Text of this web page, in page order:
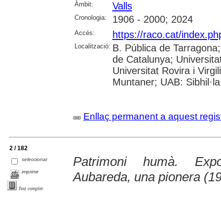
Àmbit: Valls
Cronologia: 1906 - 2000; 2024
Accés: https://raco.cat/
Localització: B. Pública de
de Catalunya;
Universitat Rovira i
Muntaner; UAB: Sibhil·la
Enllaç permanent a aquest
2 / 182
seleccionar
imprimir
Text complet
Patrimoni humà.
Aubareda, una pionera